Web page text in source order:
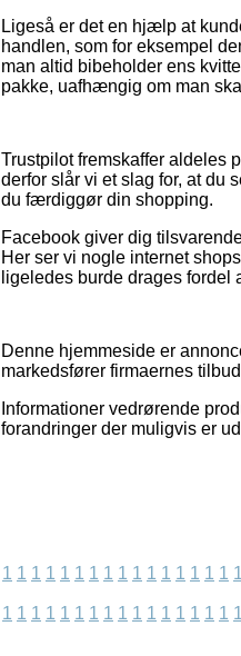
Ligeså er det en hjælp at
handlen, som for eksempel
man altid bibeholder ens
pakke, uafhængig om man
Trustpilot fremskaffer aldeles
derfor slår vi et slag for, at du
du færdiggør din shopping.
Facebook giver dig
Her ser vi nogle internet
ligeledes burde drages fordel
Denne hjemmeside er
markedsfører firmaernes
Informationer vedrørende
forandringer der muligvis er
1 1 1 1 1 1 1 1 1 1 1 1 1 1 1 1 1
1 1 1 1 1 1 1 1 1 1 1 1 1 1 1 1 1